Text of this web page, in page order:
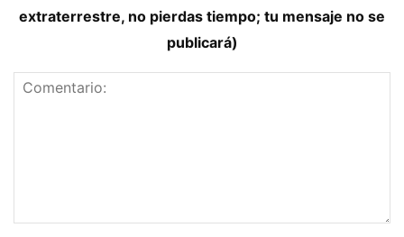
extraterrestre, no pierdas tiempo; tu mensaje no se
publicará)